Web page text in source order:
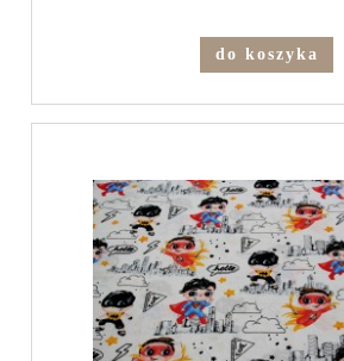
do koszyka